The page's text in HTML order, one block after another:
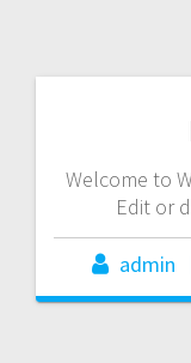
Welcome to
Edit or
admin